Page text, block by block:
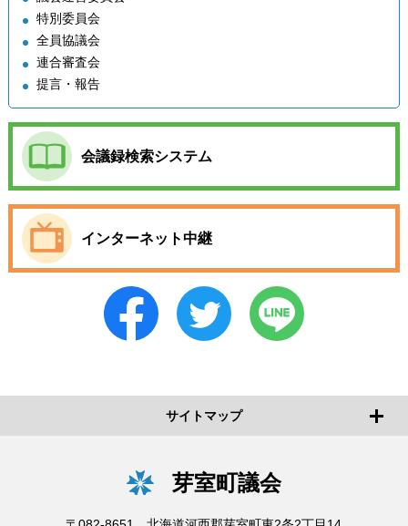
特別委員会
全員協議会
連合審査会
提言・報告
会議録検索システム
インターネット中継
サイトマップ
芽室町議会